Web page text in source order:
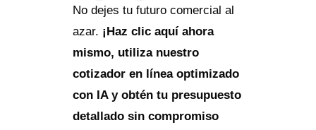
No dejes tu futuro comercial al
azar. ¡Haz clic aquí ahora
mismo, utiliza nuestro
cotizador en línea optimizado
con IA y obtén tu presupuesto
detallado sin compromiso